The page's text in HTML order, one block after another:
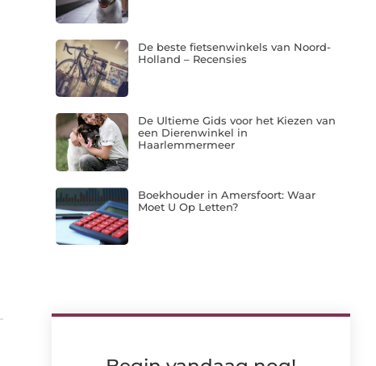
De beste fietsenwinkels van Noord-
Holland – Recensies
De Ultieme Gids voor het Kiezen van
een Dierenwinkel in
Haarlemmermeer
Boekhouder in Amersfoort: Waar
Moet U Op Letten?